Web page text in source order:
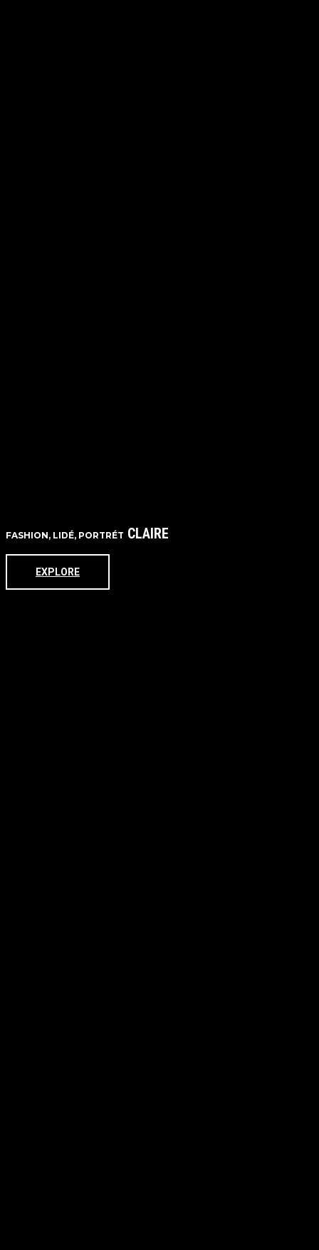
FASHION, LIDÉ, PORTRÉT CLAIRE
EXPLORE